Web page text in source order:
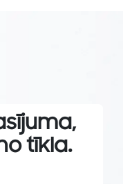
tīkla.